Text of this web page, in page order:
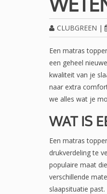
CLUBGREEN |
Een matras
een geheel
kwaliteit van je
naar extra
we alles wat je
WAT IS
Een matras
drukverdeling te
populaire maat
verschillende
slaapsituatie past.